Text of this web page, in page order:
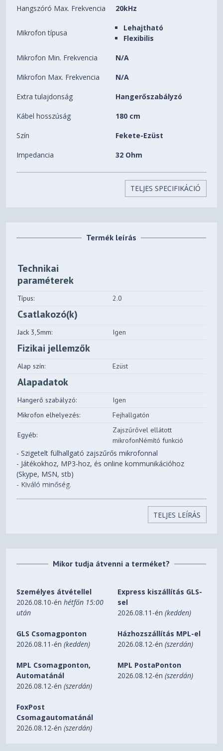
Hangszóró Max. Frekvencia 20kHz
Mikrofon típusa
Lehajtható
Flexibilis
Mikrofon Min. Frekvencia N/A
Mikrofon Max. Frekvencia N/A
Extra tulajdonság Hangerőszabályzó
Kábel hosszúság 180 cm
Szín Fekete-Ezüst
Impedancia 32 Ohm
Érzékenység N/A
Zárt rendszerű
TELJES SPECIFIKÁCIÓ
Termék leírás
Technikai
paraméterek
Típus: 2.0
Csatlakozó(k)
Jack 3,5mm: Igen
Fizikai jellemzők
Alap szín: Ezüst
Alapadatok
Hangerő szabályzó:
Igen
Mikrofon elhelyezés:
Fejhallgatón
Egyéb:
Zajszűrővel ellátott
mikrofonNémító funkció
- Szigetelt fülhallgató zajszűrős mikrofonnal
- Játékokhoz, MP3-hoz, és online kommunikációhoz
(Skype, MSN, stb)
- Kiváló minőség.
TELJES LEÍRÁS
Mikor tudja átvenni a terméket?
Személyes átvétellel
2026.08.10-énhétfőn 15:00
után
Express kiszállítás GLS-
sel
2026.08.11-én(kedden)
GLS Csomagponton
2026.08.11-én(kedden)
Házhozszállítás MPL-el
2026.08.12-én(szerdán)
MPL Csomagponton,
Automatánál
2026.08.12-én(szerdán)
MPL PostaPonton
2026.08.12-én(szerdán)
FoxPost
Csomagautomatánál
2026.08.12-én(szerdán)